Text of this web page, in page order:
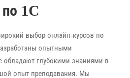
1C
выбор онлайн-курсов по
опытными
обладают глубокими знаниями в
опыт преподавания. Мы